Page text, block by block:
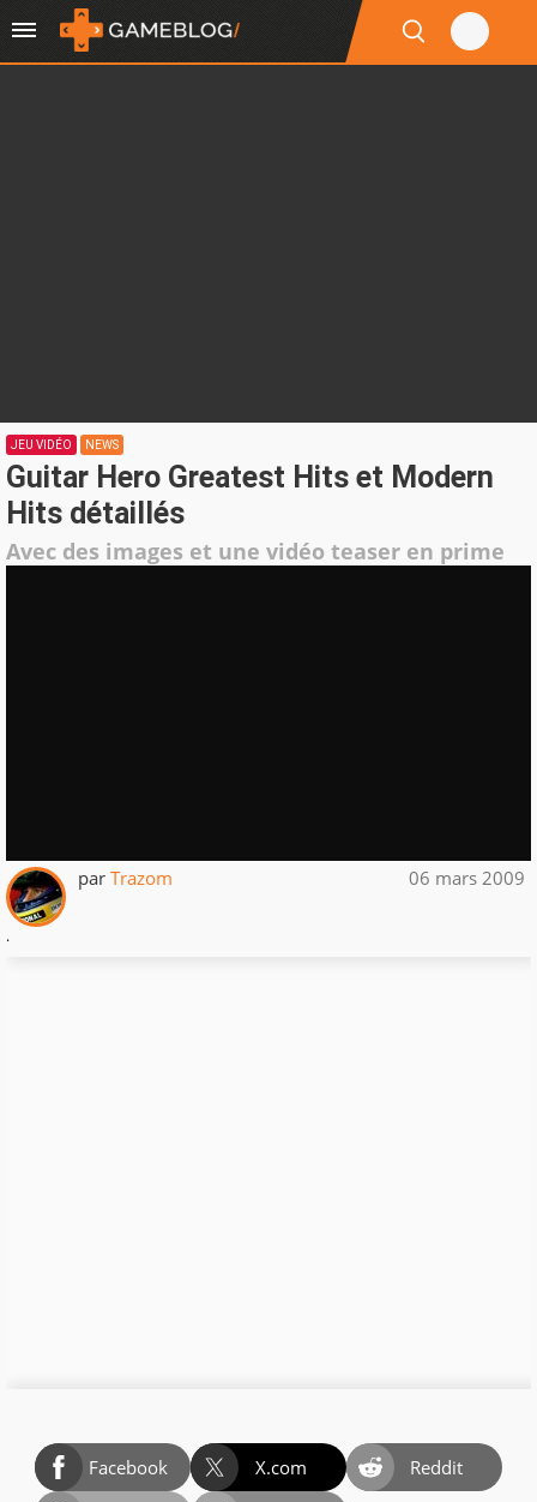
JEU VIDÉO NEWS
Guitar Hero Greatest Hits et Modern
Hits détaillés
Avec des images et une vidéo teaser en prime
par Trazom 06 mars 2009
.
Facebook X.com
Reddit